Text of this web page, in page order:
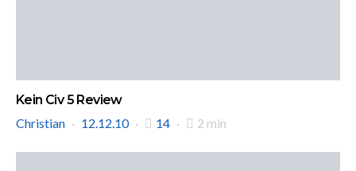
Kein Civ 5 Review
Christian
12.12.10 14 2 min